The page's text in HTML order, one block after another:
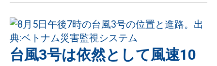
台風3号は依然として風速10